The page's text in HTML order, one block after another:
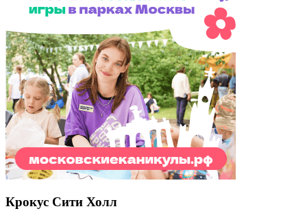
Крокус Сити Холл